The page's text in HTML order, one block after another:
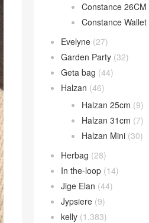
Constance 26CM
Constance Wallet
Evelyne (27)
Garden Party (32)
Geta bag (44)
Halzan (46)
Halzan 25cm (9)
Halzan 31cm (7)
Halzan Mini (30)
Herbag (28)
In the-loop (14)
Jige Elan (44)
Jypsiere (9)
kelly (1,383)